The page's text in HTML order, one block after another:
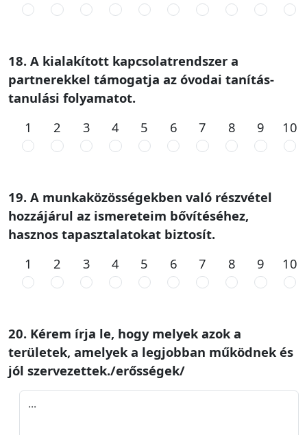
18. A kialakított kapcsolatrendszer a
partnerekkel támogatja az óvodai tanítás-
tanulási folyamatot.
1
2 3 4 5 6 7 8 9 10
19. A munkaközösségekben való részvétel
hozzájárul az ismereteim bővítéséhez,
hasznos tapasztalatokat biztosít.
1
2 3 4 5 6 7 8 9 10
20. Kérem írja le, hogy melyek azok a
területek, amelyek a legjobban működnek és
jól szervezettek./erősségek/